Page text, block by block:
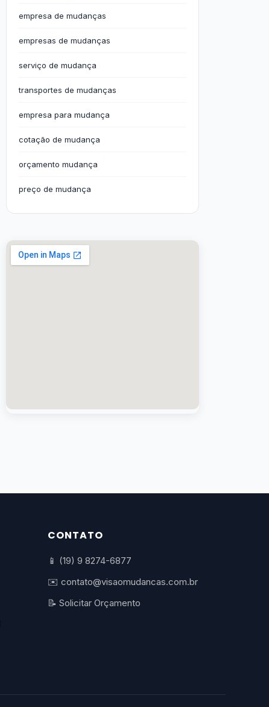
empresa de mudanças
empresas de mudanças
serviço de mudança
transportes de mudanças
empresa para mudança
cotação de mudança
orçamento mudança
preço de mudança
CONTATO
📱 (19) 9 8274-6877
✉️ contato@visaomudancas.com.br
📝 Solicitar Orçamento